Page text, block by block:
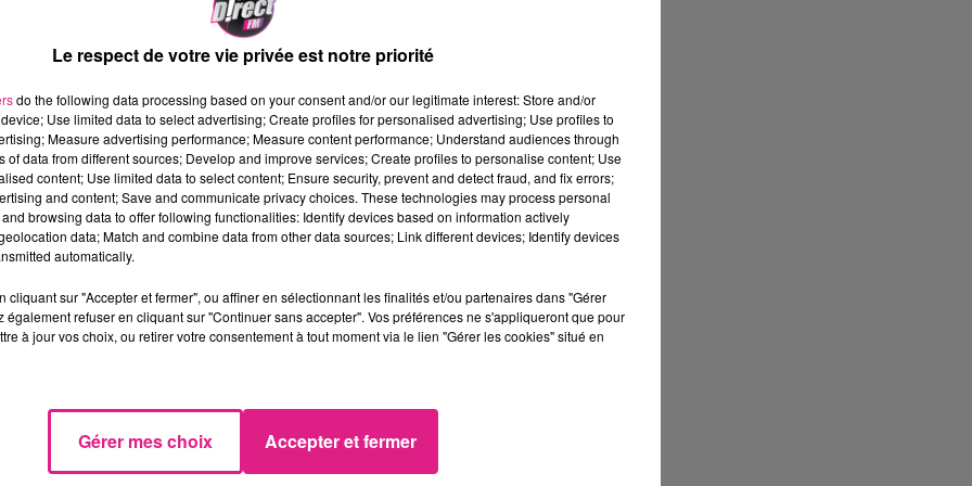
leurs trésors, confectionnés dans des domaines
travail du bois, du fer, de la céramique, du plomb…) et
la salle polyvalente, transformée et décorée pour
œuvres et créations qui seront exposées ne vous
que chacun y trouvera son bonheur… (Lampes,
le déplacement jusqu’à Plappeville et rencontrera
à 16 h 30.
11 H à 19 H et le dimanche de 10 H à 18H. Le prix du
les enfants de moins de 16 ans) et vous permettra
vous sera proposée Non-stop tout au long de la
verre de vin chaud ! Des stands pâtisserie et crêpe
Le respect de votre vie privée est notre priorité
do the following data processing based on your consent and/or our legitimate interest: Store and/or
Use limited data to select advertising; Create profiles for personalised advertising; Use profiles to
Measure advertising performance; Measure content performance; Understand audiences through
of data from different sources; Develop and improve services; Create profiles to personalise content; Use
content; Use limited data to select content; Ensure security, prevent and detect fraud, and fix errors;
and content; Save and communicate privacy choices. These technologies may process personal
browsing data to offer following functionalities: Identify devices based on information actively
data; Match and combine data from other data sources; Link different devices; Identify devices
automatically.
cliquant sur "Accepter et fermer", ou affiner en sélectionnant les finalités et/ou partenaires dans "Gérer
également refuser en cliquant sur "Continuer sans accepter". Vos préférences ne s'appliqueront que pour
à jour vos choix, ou retirer votre consentement à tout moment via le lien "Gérer les cookies" situé en
Gérer mes choix Accepter et fermer